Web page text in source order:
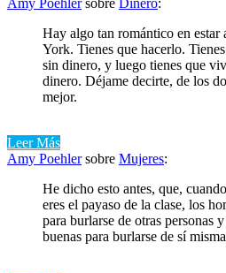
Hay algo tan romántico en estar
York. Tienes que hacerlo.
sin dinero, y luego tienes que
dinero. Déjame decirte, de los
mejor.
Leer Más
Amy Poehlersobre Mujeres:
He dicho esto antes, que,
eres el payaso de la clase, los
para burlarse de otras personas
buenas para burlarse de sí